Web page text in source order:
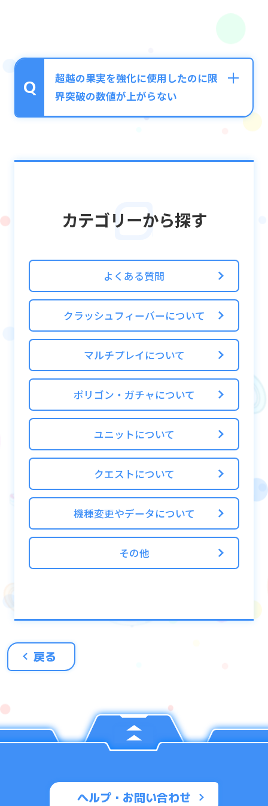
超越の果実を強化に使用したのに限
界突破の数値が上がらない
は、限界突破の最大値が拡張されるだけで限
用する必要があります。
カテゴリーから探す
よくある質問
クラッシュフィーバーについて
マルチプレイについて
ポリゴン・ガチャについて
ユニットについて
クエストについて
機種変更やデータについて
その他
戻る
ヘルプ・お問い合わせ